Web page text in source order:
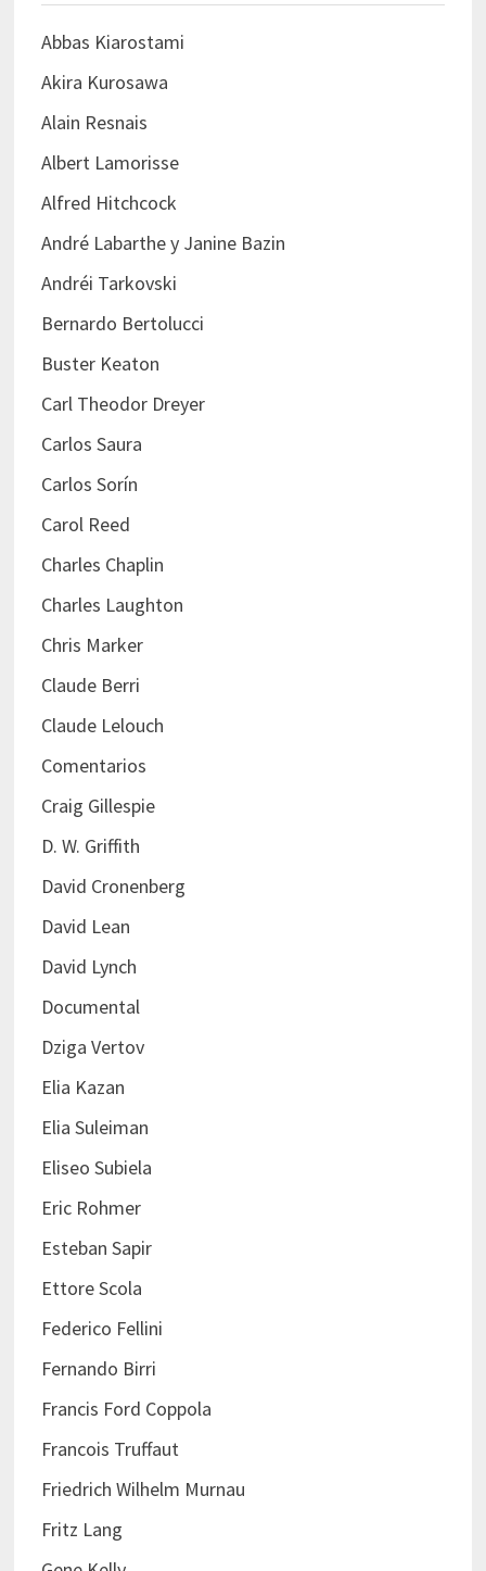
Abbas Kiarostami
Akira Kurosawa
Alain Resnais
Albert Lamorisse
Alfred Hitchcock
André Labarthe y Janine Bazin
Andréi Tarkovski
Bernardo Bertolucci
Buster Keaton
Carl Theodor Dreyer
Carlos Saura
Carlos Sorín
Carol Reed
Charles Chaplin
Charles Laughton
Chris Marker
Claude Berri
Claude Lelouch
Comentarios
Craig Gillespie
D. W. Griffith
David Cronenberg
David Lean
David Lynch
Documental
Dziga Vertov
Elia Kazan
Elia Suleiman
Eliseo Subiela
Eric Rohmer
Esteban Sapir
Ettore Scola
Federico Fellini
Fernando Birri
Francis Ford Coppola
Francois Truffaut
Friedrich Wilhelm Murnau
Fritz Lang